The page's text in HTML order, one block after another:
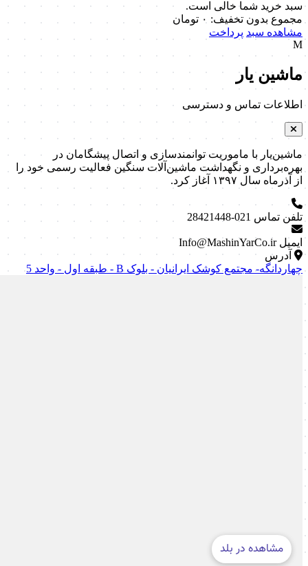
سبد خرید شما خالی است.
مجموع بدون تخفیف: ۰ تومان
مشاهده سبد پرداخت
M
ماشین یار
اطلاعات تماس و دسترسی
ماشین‌یار با ماموریت توانمندسازی و اتصال پیشگامان در
بهره‌برداری و نگهداشت ماشین‌آلات سنگین فعالیت رسمی خود را
از آذرماه سال ۱۳۹۷ آغاز کرد.
تلفن تماس 021-28421448
ایمیل Info@MashinYarCo.ir
آدرس
چهاردانگه- مجتمع کوشک ایرانیان - بلوک B - طبقه اول - واحد 5